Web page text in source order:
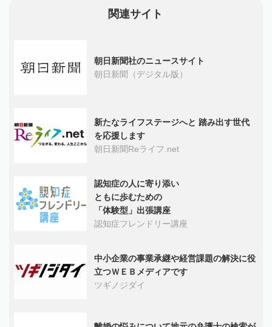
関連サイト
朝日新聞社のニュースサイト
朝日新聞（デジタル版）
新たなライフステージへと 踏み出す世代
を応援します
朝日新聞Reライフ.net
認知症の人に寄り添い
ともに歩むための
「体験型」出張講座
認知症フレンドリー講座
中小企業の事業承継や経営課題の解決に役
立つＷＥＢメディアです
ツギノジダイ